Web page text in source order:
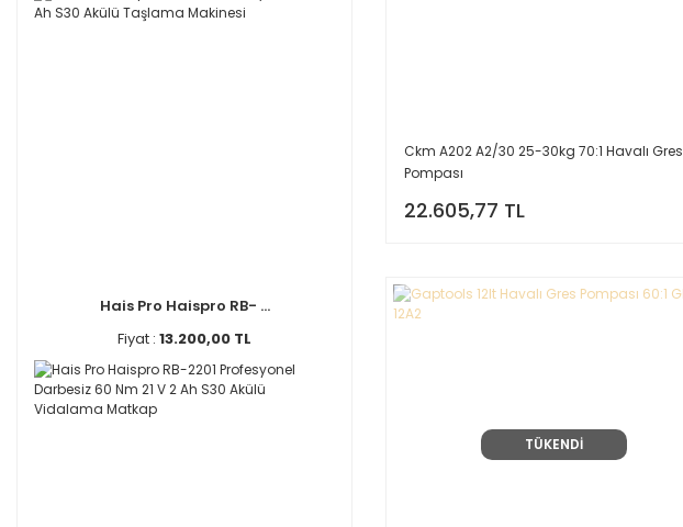
Hais Pro Haispro RB- ...
Fiyat : 13.200,00 TL
Ckm A202 A2/30 25-30kg 70:1 Havalı Gres
Pompası
22.605,77 TL
TÜKENDİ